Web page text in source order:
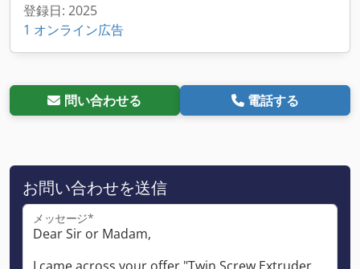
登録日: 2025
1 オンライン広告
問い合わせる 電話する
お問い合わせを送信
メッセージ*